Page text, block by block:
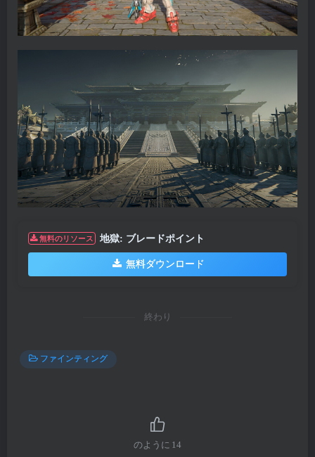
無料のリソース 地獄: ブレードポイント
無料ダウンロード
終わり
ファインティング
のように 14